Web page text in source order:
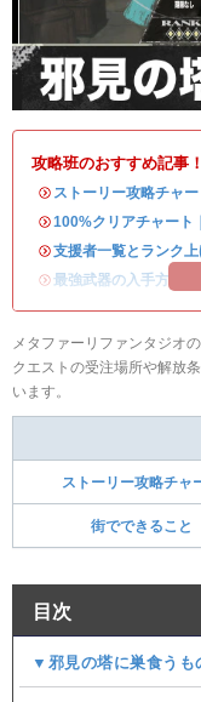
攻略班のおすすめ記事！
・ ストーリー攻略チャー
・100%クリアチャート
・支援者一覧とランク
・最強武器の入手方法
メタファーリファンタジオ
クエストの受注場所や解放
います。
ストーリー攻略チャ
街でできること
目次
▼邪見の塔に巣食うも